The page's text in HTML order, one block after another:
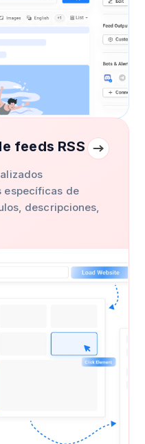
feeds RSS
específicas de
descripciones,